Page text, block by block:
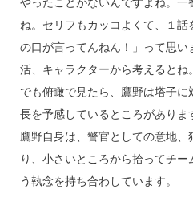
ね。セリフもカッコよくて、１
の口が言ってんねん！」って思い
活、キャラクターから考えるとね。
でも俯瞰で見たら、鷹野は塔子
長を予感しているところがありま
鷹野自身は、警官としての意地
り、小さいところから拾ってチ
う執念を持ち合わしています。